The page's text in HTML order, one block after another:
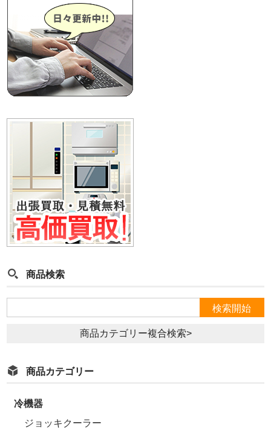
商品検索
商品カテゴリー複合検索>
商品カテゴリー
冷機器
ジョッキクーラー